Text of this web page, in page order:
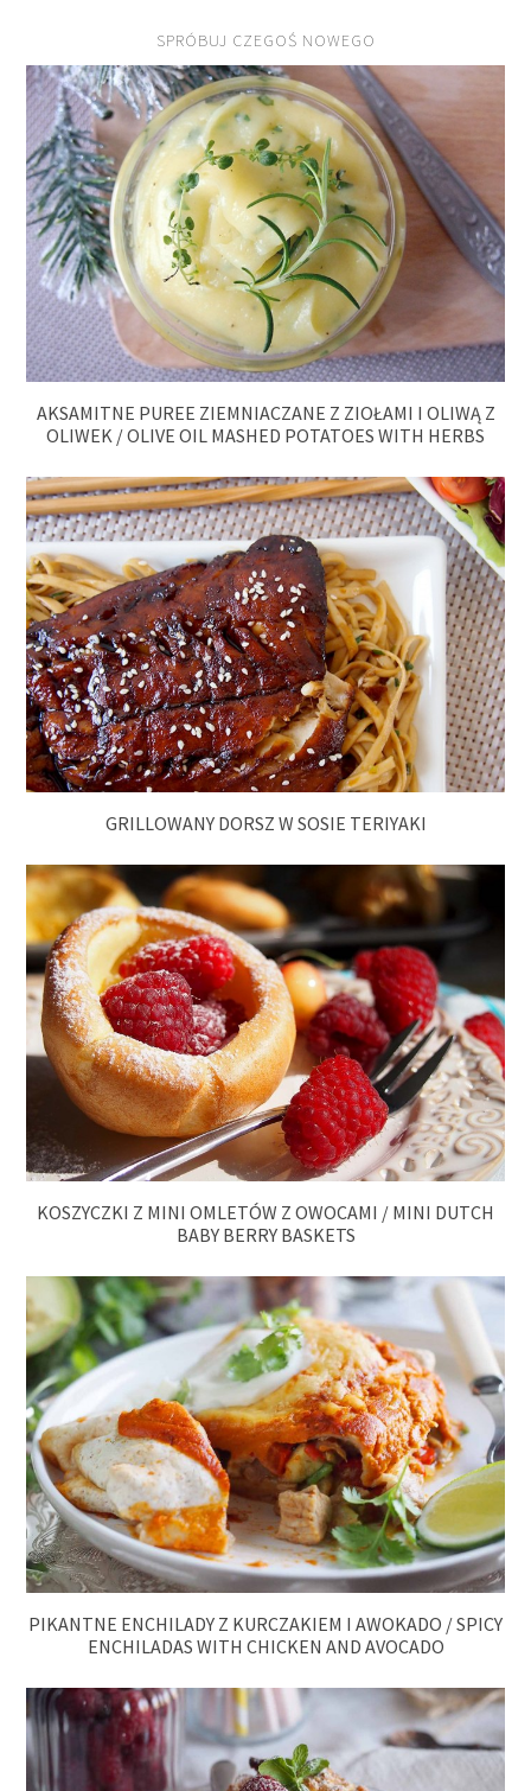
SPRÓBUJ CZEGOŚ NOWEGO
AKSAMITNE PUREE ZIEMNIACZANE Z ZIOŁAMI I OLIWĄ Z
OLIWEK / OLIVE OIL MASHED POTATOES WITH HERBS
GRILLOWANY DORSZ W SOSIE TERIYAKI
KOSZYCZKI Z MINI OMLETÓW Z OWOCAMI / MINI DUTCH
BABY BERRY BASKETS
PIKANTNE ENCHILADY Z KURCZAKIEM I AWOKADO / SPICY
ENCHILADAS WITH CHICKEN AND AVOCADO